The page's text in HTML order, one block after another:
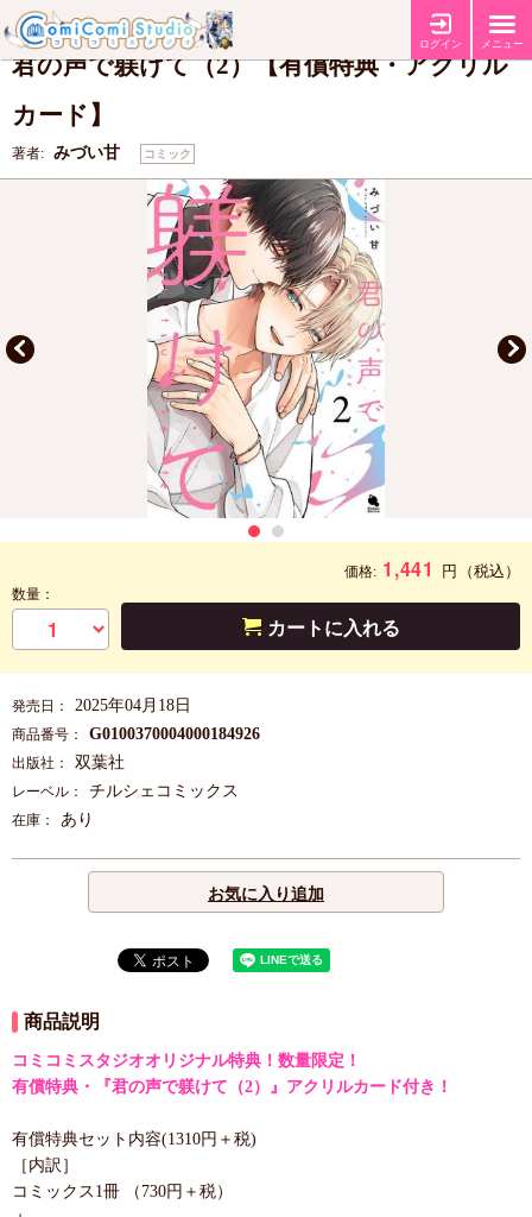
ログイン メニュー
特典 【有償特典・『君の声で躾けて（2）』アクリルカード】
君の声で躾けて（2）【有償特典・アクリル
カード】
著者: みづい甘 コミック
価格: 1,441 円 （税込）
数量：
カートに入れる
発売日： 2025年04月18日
商品番号： G0100370004000184926
出版社： 双葉社
レーベル： チルシェコミックス
在庫： あり
お気に入り追加
商品説明
コミコミスタジオオリジナル特典！数量限定！
有償特典・『君の声で躾けて（2）』アクリルカード付き！
有償特典セット内容(1310円＋税)
［内訳］
コミックス1冊 （730円＋税）